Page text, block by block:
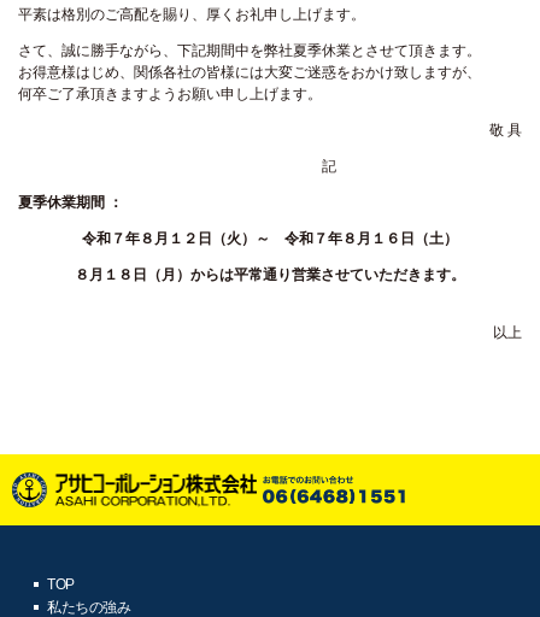
平素は格別のご高配を賜り、厚くお礼申し上げます。
さて、誠に勝手ながら、下記期間中を弊社夏季休業とさせて頂きます。
お得意様はじめ、関係各社の皆様には大変ご迷惑をおかけ致しますが、
何卒ご了承頂きますようお願い申し上げます。
敬 具
記
夏季休業期間 ：
令和７年８月１２日（火）～ 令和７年８月１６日（土）
８月１８日（月）からは平常通り営業させていただきます。
以上
TOP
私たちの強み